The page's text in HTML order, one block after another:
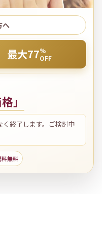
へ
最大77%
OFF
」
終了します。ご検討中
料無料